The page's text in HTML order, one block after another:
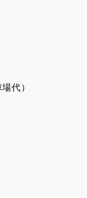
代）